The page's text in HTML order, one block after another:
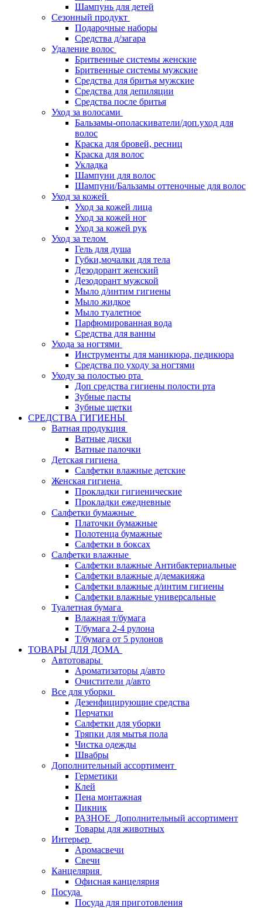
Шампунь для детей
Сезонный продукт
Подарочные наборы
Средства д/загара
Удаление волос
Бритвенные системы женские
Бритвенные системы мужские
Средства для бритья мужские
Средства для депиляции
Средства после бритья
Уход за волосами
Бальзамы-ополаскиватели/доп.уход для
волос
Краска для бровей, ресниц
Краска для волос
Укладка
Шампуни для волос
Шампуни/Бальзамы оттеночные для волос
Уход за кожей
Уход за кожей лица
Уход за кожей ног
Уход за кожей рук
Уход за телом
Гель для душа
Губки,мочалки для тела
Дезодорант женский
Дезодорант мужской
Мыло д/интим гигиены
Мыло жидкое
Мыло туалетное
Парфюмированная вода
Средства для ванны
Ухода за ногтями
Инструменты для маникюра, педикюра
Средства по уходу за ногтями
Уходу за полостью рта
Доп средства гигиены полости рта
Зубные пасты
Зубные щетки
СРЕДСТВА ГИГИЕНЫ
Ватная продукция
Ватные диски
Ватные палочки
Детская гигиена
Салфетки влажные детские
Женская гигиена
Прокладки гигиенические
Прокладки ежедневные
Салфетки бумажные
Платочки бумажные
Полотенца бумажные
Салфетки в боксах
Салфетки влажные
Салфетки влажные Антибактериальные
Салфетки влажные д/демакияжа
Салфетки влажные д/интим гигиены
Салфетки влажные универсальные
Туалетная бумага
Влажная т/бумага
Т/бумага 2-4 рулона
Т/бумага от 5 рулонов
ТОВАРЫ ДЛЯ ДОМА
Автотовары
Ароматизаторы д/авто
Очистители д/авто
Все для уборки
Дезенфицирующие средства
Перчатки
Салфетки для уборки
Тряпки для мытья пола
Чистка одежды
Швабры
Дополнительный ассортимент
Герметики
Клей
Пена монтажная
Пикник
РАЗНОЕ_Дополнительный ассортимент
Товары для животных
Интерьер
Аромасвечи
Свечи
Канцелярия
Офисная канцелярия
Посуда
Посуда для приготовления